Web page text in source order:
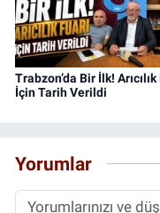
Trabzon’da Bir İlk! Arıcılık
İçin Tarih Verildi
Yorumlar